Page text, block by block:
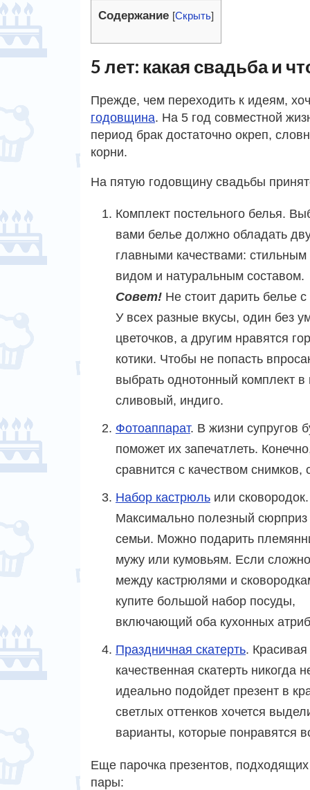
Содержание [Скрыть]
5 лет: какая свадьба и
Прежде, чем переходить к идеям,
годовщина. На 5 год совместной
период брак достаточно окреп,
корни.
На пятую годовщину свадьбы
Комплект постельного белья.
вами белье должно обладать
главными качествами:
видом и натуральным составом.
Совет! Не стоит дарить белье
У всех разные вкусы, один без
цветочков, а другим нравятся
котики. Чтобы не попасть
выбрать однотонный комплект
сливовый, индиго.
Фотоаппарат. В жизни супругов
поможет их запечатлеть.
сравнится с качеством
Набор кастрюль или сковородок.
Максимально полезный
семьи. Можно подарить
мужу или кумовьям. Если
между кастрюлями и
купите большой набор посуды,
включающий оба кухонных
Праздничная скатерть. Красивая
качественная скатерть никогда
идеально подойдет презент в
светлых оттенков хочется
варианты, которые понравятся
Еще парочка презентов,
пары: